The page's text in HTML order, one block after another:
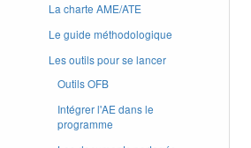
La charte AME/ATE
Le guide méthodologique
Les outils pour se lancer
Outils OFB
Intégrer l'AE dans le
programme